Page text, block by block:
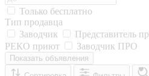
Только бесплатно
Тип продавца
Заводчик
Представитель
РЕКО приют
Заводчик ПРО
Показать объявления